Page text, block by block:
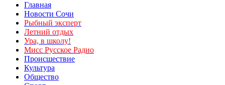
Главная
Новости Сочи
Рыбный эксперт
Летний отдых
Ура, в школу!
Мисс Русское Радио
Происшествие
Культура
Общество